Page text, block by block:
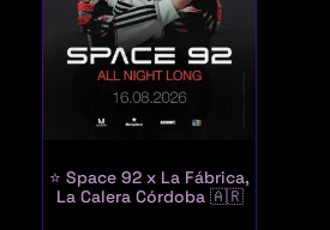
⭐ Space 92 x La Fábrica,
La Calera Córdoba 🇦🇷